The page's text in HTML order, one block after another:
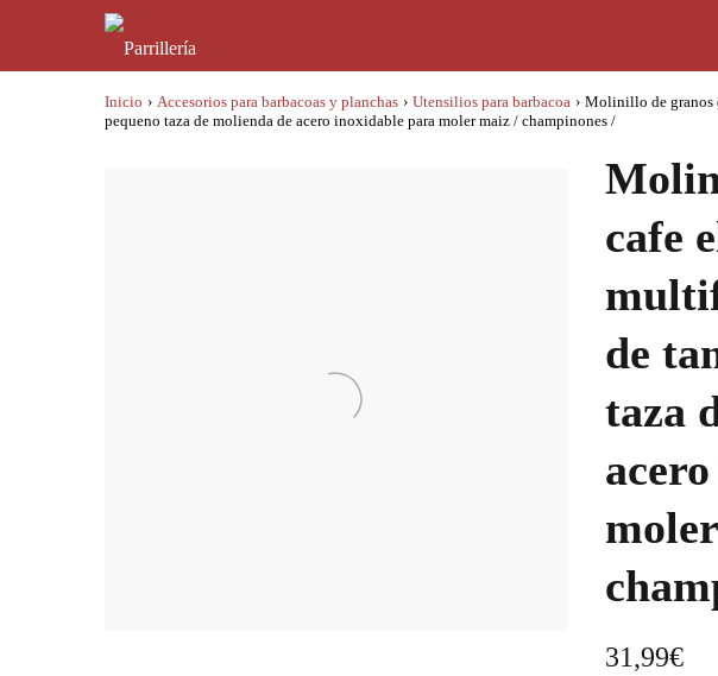
Inicio › Accesorios para barbacoas y planchas › Utensilios para barbacoa › Molinillo de granos
pequeno taza de molienda de acero inoxidable para moler maiz / champinones /
cafe
de
taza
31,99€